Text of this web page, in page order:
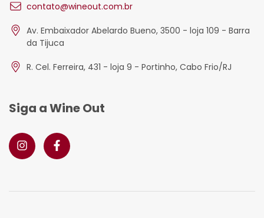
contato@wineout.com.br
Av. Embaixador Abelardo Bueno, 3500 - loja 109 - Barra
da Tijuca
R. Cel. Ferreira, 431 - loja 9 - Portinho, Cabo Frio/RJ
Siga a Wine Out